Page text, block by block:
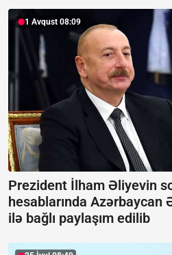
1 Avqust 08:09
Prezident İlham Əliyevin
hesablarında Azərbaycan
ilə bağlı paylaşım edilib